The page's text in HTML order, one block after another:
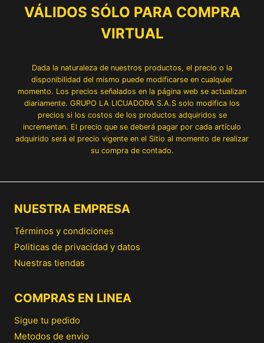
VÁLIDOS SÓLO PARA COMPRA
VIRTUAL
Dada la naturaleza de nuestros productos, el precio o la
disponibilidad del mismo puede modificarse en cualquier
momento. Los precios señalados en la página web se actualizan
diariamente. GRUPO LA LICUADORA S.A.S solo modifica los
precios si los costos de los productos adquiridos se
incrementan. El precio que se deberá pagar por cada artículo
adquirido será el precio vigente en el Sitio al momento de realizar
su compra de contado.
NUESTRA EMPRESA
Términos y condiciones
Politicas de privacidad y datos
Nuestras tiendas
COMPRAS EN LINEA
Sigue tu pedido
Metodos de envio